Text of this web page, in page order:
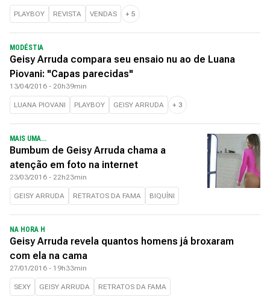
PLAYBOY REVISTA VENDAS + 5
MODÉSTIA
Geisy Arruda compara seu ensaio nu ao de Luana
Piovani: "Capas parecidas"
13/04/2016 - 20h39min
LUANA PIOVANI PLAYBOY GEISY ARRUDA + 3
MAIS UMA...
Bumbum de Geisy Arruda chama a
atenção em foto na internet
23/03/2016 - 22h23min
GEISY ARRUDA RETRATOS DA FAMA BIQUÍNI
NA HORA H
Geisy Arruda revela quantos homens já broxaram
com ela na cama
27/01/2016 - 19h33min
SEXY GEISY ARRUDA RETRATOS DA FAMA